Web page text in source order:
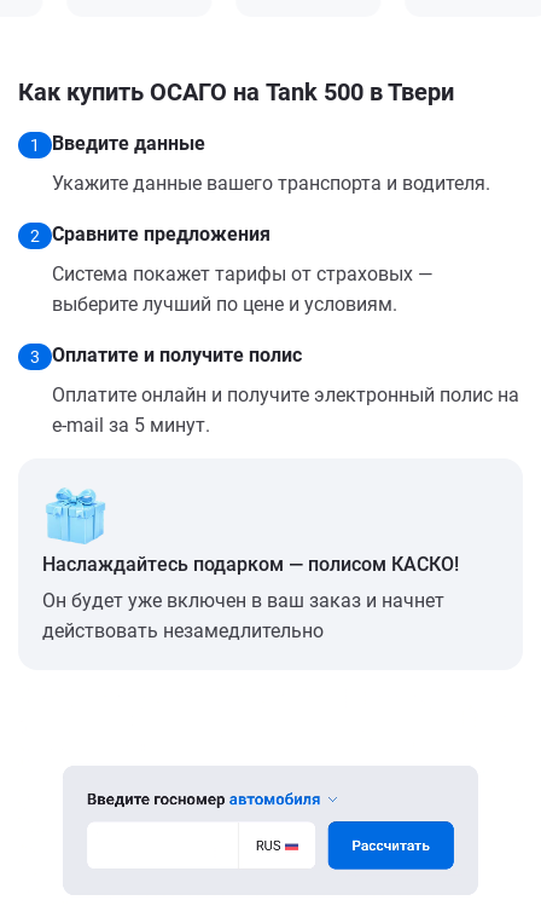
Как купить ОСАГО на Tank 500 в Твери
1
Введите данные
Укажите данные вашего транспорта и водителя.
2
Сравните предложения
Система покажет тарифы от страховых —
выберите лучший по цене и условиям.
3
Оплатите и получите полис
Оплатите онлайн и получите электронный полис на
e-mail за 5 минут.
Наслаждайтесь подарком — полисом КАСКО!
Он будет уже включен в ваш заказ и начнет
действовать незамедлительно